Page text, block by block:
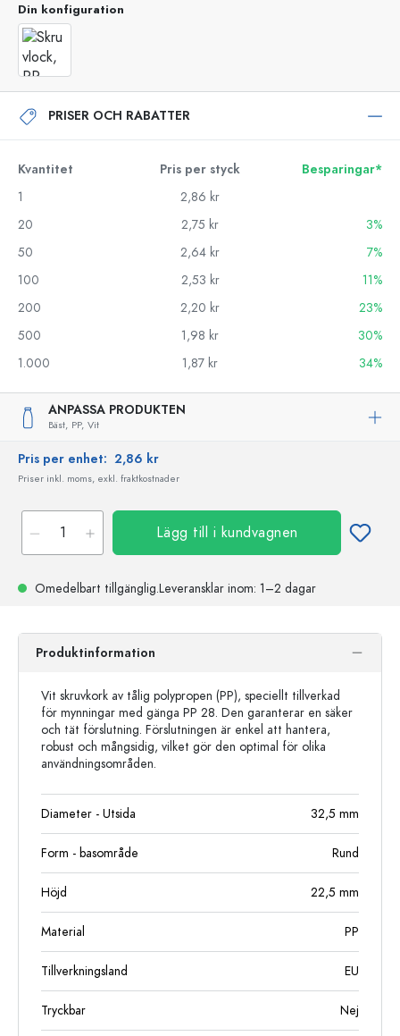
Din konfiguration
PRISER OCH RABATTER
Kvantitet Pris per styck
Besparingar*
1
2,86 kr
20
2,75 kr
3%
50
2,64 kr
7%
100
2,53 kr
11%
200
2,20 kr
23%
500
1,98 kr
30%
1.000
1,87 kr 34%
ANPASSA PRODUKTEN
Bäst, PP, Vit
Pris per enhet: 2,86 kr
Priser inkl. moms, exkl. fraktkostnader
Lägg till i kundvagnen
Omedelbart tillgänglig.Leveransklar inom: 1–2 dagar
Produktinformation
Vit skruvkork av tålig polypropen (PP), speciellt tillverkad
för mynningar med gänga PP 28. Den garanterar en säker
och tät förslutning. Förslutningen är enkel att hantera,
robust och mångsidig, vilket gör den optimal för olika
användningsområden.
Diameter - Utsida 32,5 mm
Form - basområde Rund
Höjd 22,5 mm
Material PP
Tillverkningsland EU
Tryckbar Nej